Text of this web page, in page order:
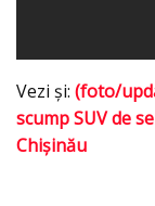
Vezi şi: (foto/
scump SUV de
Chişinău